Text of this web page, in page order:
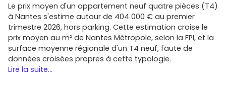
Le prix moyen d'un appartement neuf quatre pièces (T4)
à Nantes s'estime autour de 404 000 € au premier
trimestre 2026, hors parking. Cette estimation croise le
prix moyen au m² de Nantes Métropole, selon la FPI, et la
surface moyenne régionale d'un T4 neuf, faute de
données croisées propres à cette typologie.
Lire la suite...